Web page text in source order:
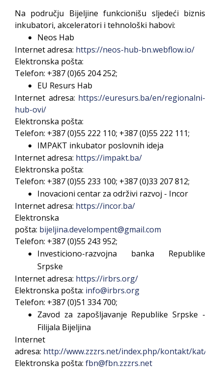
Na području Bijeljine funkcionišu sljedeći biznis
inkubatori, akceleratori i tehnološki habovi:
Neos Hab
Internet adresa: https://neos-hub-bn.webflow.io/
Elektronska pošta:
Telefon: +387 (0)65 204 252;
EU Resurs Hab
Internet adresa: https://euresurs.ba/en/regionalni-
hub-ovi/
Elektronska pošta:
Telefon: +387 (0)55 222 110; +387 (0)55 222 111;
IMPAKT inkubator poslovnih ideja
Internet adresa: https://impakt.ba/
Elektronska pošta:
Telefon: +387 (0)55 233 100; +387 (0)33 207 812;
Inovacioni centar za održivi razvoj - Incor
Internet adresa: https://incor.ba/
Elektronska
pošta: bijeljina.develompent@gmail.com
Telefon: +387 (0)55 243 952;
Investiciono-razvojna banka Republike
Srpske
Internet adresa: https://irbrs.org/
Elektronska pošta: info@irbrs.org
Telefon: +387 (0)51 334 700;
Zavod za zapošljavanje Republike Srpske -
Filijala Bijeljina
Internet
adresa: http://www.zzzrs.net/index.php/kontakt/kat/
Elektronska pošta: fbn@fbn.zzzrs.net